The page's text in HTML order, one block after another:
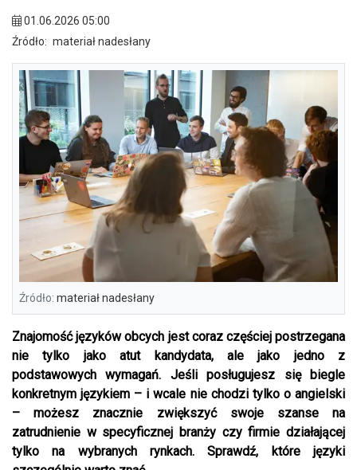
01.06.2026 05:00
Źródło: materiał nadesłany
Źródło: materiał nadesłany
Znajomość języków obcych jest coraz częściej postrzegana
nie tylko jako atut kandydata, ale jako jedno z
podstawowych wymagań. Jeśli posługujesz się biegle
konkretnym językiem – i wcale nie chodzi tylko o angielski
– możesz znacznie zwiększyć swoje szanse na
zatrudnienie w specyficznej branży czy firmie działającej
tylko na wybranych rynkach. Sprawdź, które języki